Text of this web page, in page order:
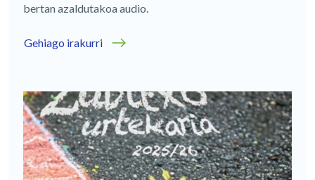
bertan azaldutakoa audio.
Gehiago irakurri